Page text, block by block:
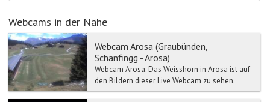
Webcams in der Nähe
Webcam Arosa (Graubünden,
Schanfingg - Arosa)
Webcam Arosa. Das Weisshorn in Arosa ist auf
den Bildern dieser Live Webcam zu sehen.
Arosa liegt in einem offenen Talkessel und ist